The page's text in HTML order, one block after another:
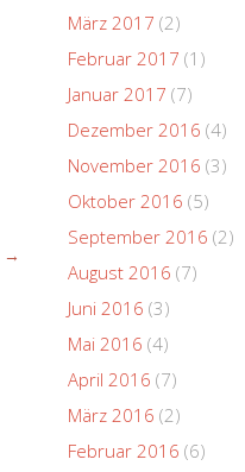
→
März 2017 (2)
Februar 2017 (1)
Januar 2017 (7)
Dezember 2016 (4)
November 2016 (3)
Oktober 2016 (5)
September 2016 (2)
August 2016 (7)
Juni 2016 (3)
Mai 2016 (4)
April 2016 (7)
März 2016 (2)
Februar 2016 (6)